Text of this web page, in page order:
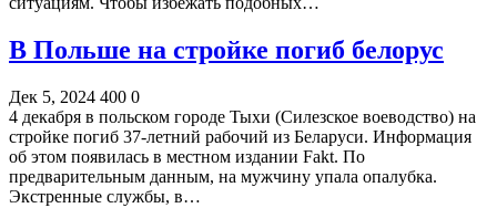
В Польше на стройке погиб белорус
Дек 5, 2024 400 0
4 декабря в польском городе Тыхи (Силезское воеводство) на
стройке погиб 37-летний рабочий из Беларуси. Информация
об этом появилась в местном издании Fakt. По
предварительным данным, на мужчину упала опалубка.
Экстренные службы, в…